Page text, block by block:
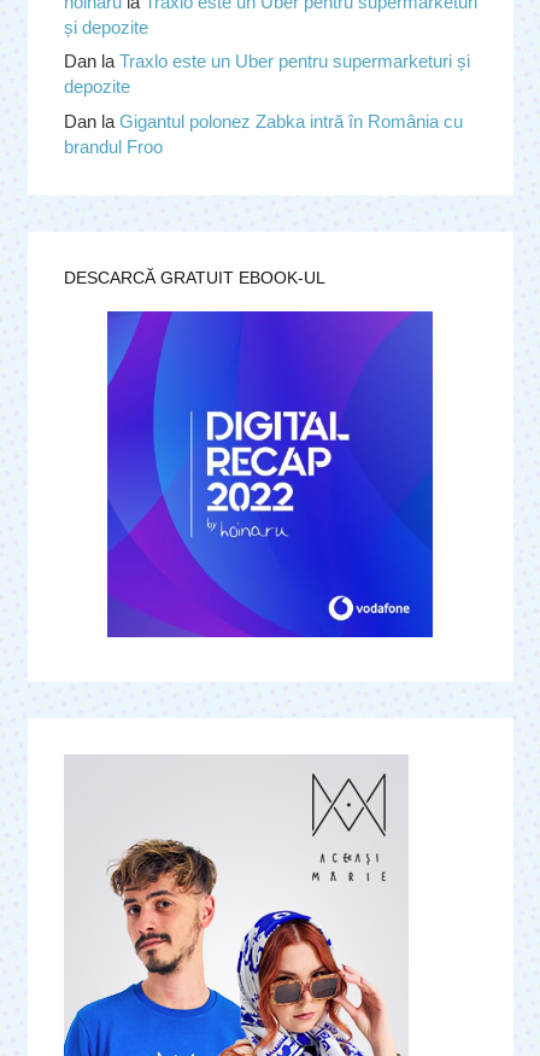
și depozite
Danla Traxlo este un Uber pentru supermarketuri și
depozite
Danla Gigantul polonez Zabka intră în România cu
brandul Froo
DESCARCĂ GRATUIT EBOOK-UL